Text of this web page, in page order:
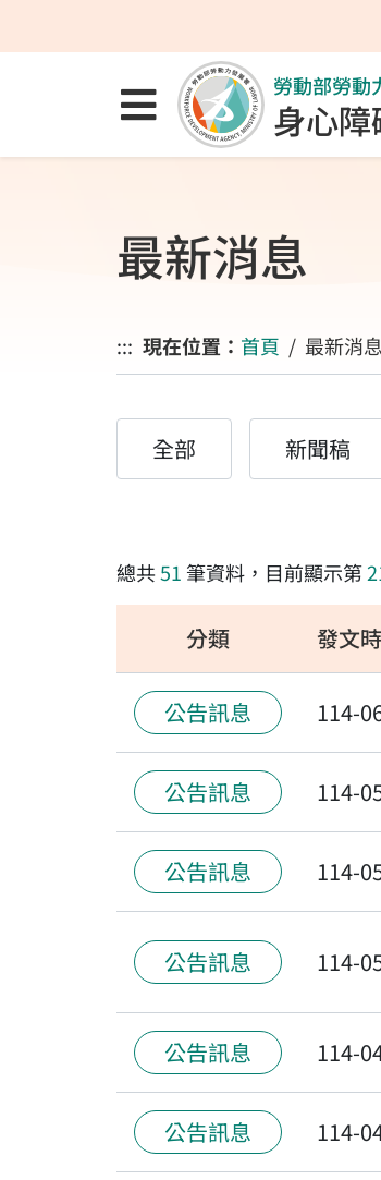
點選開啟選單
勞動部勞動
身心
最新消息
::: 現在位置： 首頁 最新消息
全部 新聞稿
總共51 筆資料，目前顯示第
分類 發文
公告訊息 114-
公告訊息 114-
公告訊息 114-
公告訊息 114-
公告訊息 114-
公告訊息 114-